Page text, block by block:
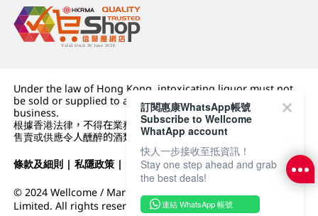
Under the law of Hong Kong, intoxicating liquor must not
be sold or supplied to a minor (under 18) in the course of
business.
根據香港法律，不得在業務過程中，向未成年人 (18 歲以下人士)
售賣或供應令人醺醉的酒類。
條款及細則 |私隱政策 | DFI零售集團
© 2024 Wellcome / Market Place. The Dairy Farm Company
Limited. All rights reserved.
訂閱惠康WhatsApp帳號
Subscribe to Wellcome
WhatApp account
快人一步接收至抵資訊！
Stay one step ahead and grab
the best deals!
連結 WhatsApp 帳號